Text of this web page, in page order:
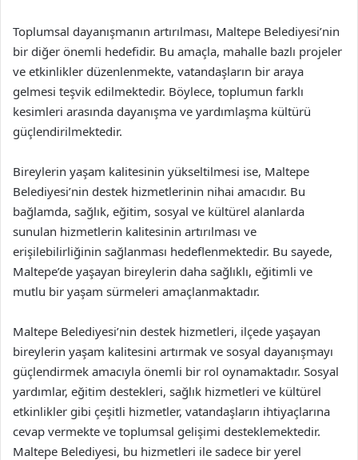
Toplumsal dayanışmanın artırılması, Maltepe Belediyesi’nin
bir diğer önemli hedefidir. Bu amaçla, mahalle bazlı projeler
ve etkinlikler düzenlenmekte, vatandaşların bir araya
gelmesi teşvik edilmektedir. Böylece, toplumun farklı
kesimleri arasında dayanışma ve yardımlaşma kültürü
güçlendirilmektedir.
Bireylerin yaşam kalitesinin yükseltilmesi ise, Maltepe
Belediyesi’nin destek hizmetlerinin nihai amacıdır. Bu
bağlamda, sağlık, eğitim, sosyal ve kültürel alanlarda
sunulan hizmetlerin kalitesinin artırılması ve
erişilebilirliğinin sağlanması hedeflenmektedir. Bu sayede,
Maltepe’de yaşayan bireylerin daha sağlıklı, eğitimli ve
mutlu bir yaşam sürmeleri amaçlanmaktadır.
Maltepe Belediyesi’nin destek hizmetleri, ilçede yaşayan
bireylerin yaşam kalitesini artırmak ve sosyal dayanışmayı
güçlendirmek amacıyla önemli bir rol oynamaktadır. Sosyal
yardımlar, eğitim destekleri, sağlık hizmetleri ve kültürel
etkinlikler gibi çeşitli hizmetler, vatandaşların ihtiyaçlarına
cevap vermekte ve toplumsal gelişimi desteklemektedir.
Maltepe Belediyesi, bu hizmetleri ile sadece bir yerel